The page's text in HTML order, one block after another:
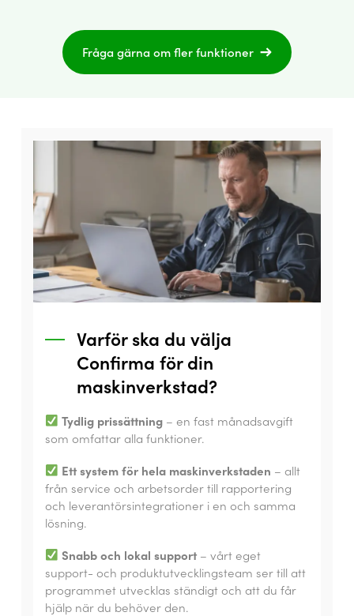
Fråga gärna om fler funktioner
Varför ska du välja
Confirma för din
maskinverkstad?
Tydlig prissättning – en fast månadsavgift
som omfattar alla funktioner.
Ett system för hela maskinverkstaden – allt
från service och arbetsorder till rapportering
och leverantörsintegrationer i en och samma
lösning.
Snabb och lokal support – vårt eget
support- och produktutvecklingsteam ser till att
programmet utvecklas ständigt och att du får
hjälp när du behöver den.